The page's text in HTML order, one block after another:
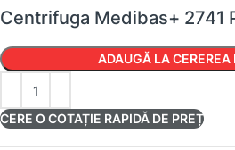
Centrifuga Medibas+ 2741
ADAUGĂ LA CEREREA
CERE O COTAȚIE RAPIDĂ DE PREȚ